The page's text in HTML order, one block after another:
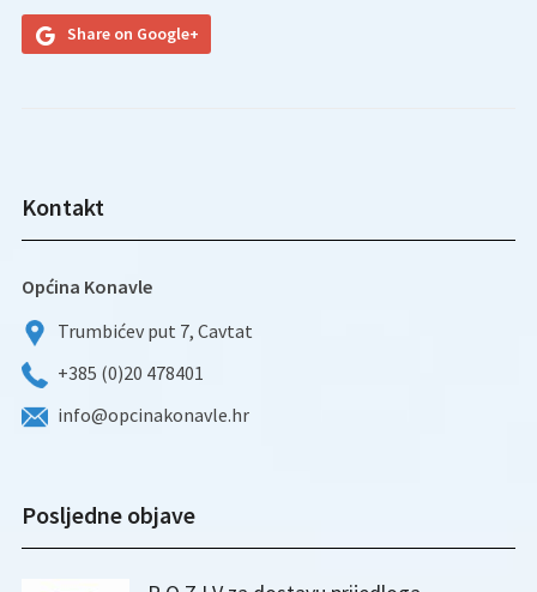
Share on Google+
Kontakt
Općina Konavle
Trumbićev put 7, Cavtat
+385 (0)20 478401
info@opcinakonavle.hr
Posljedne objave